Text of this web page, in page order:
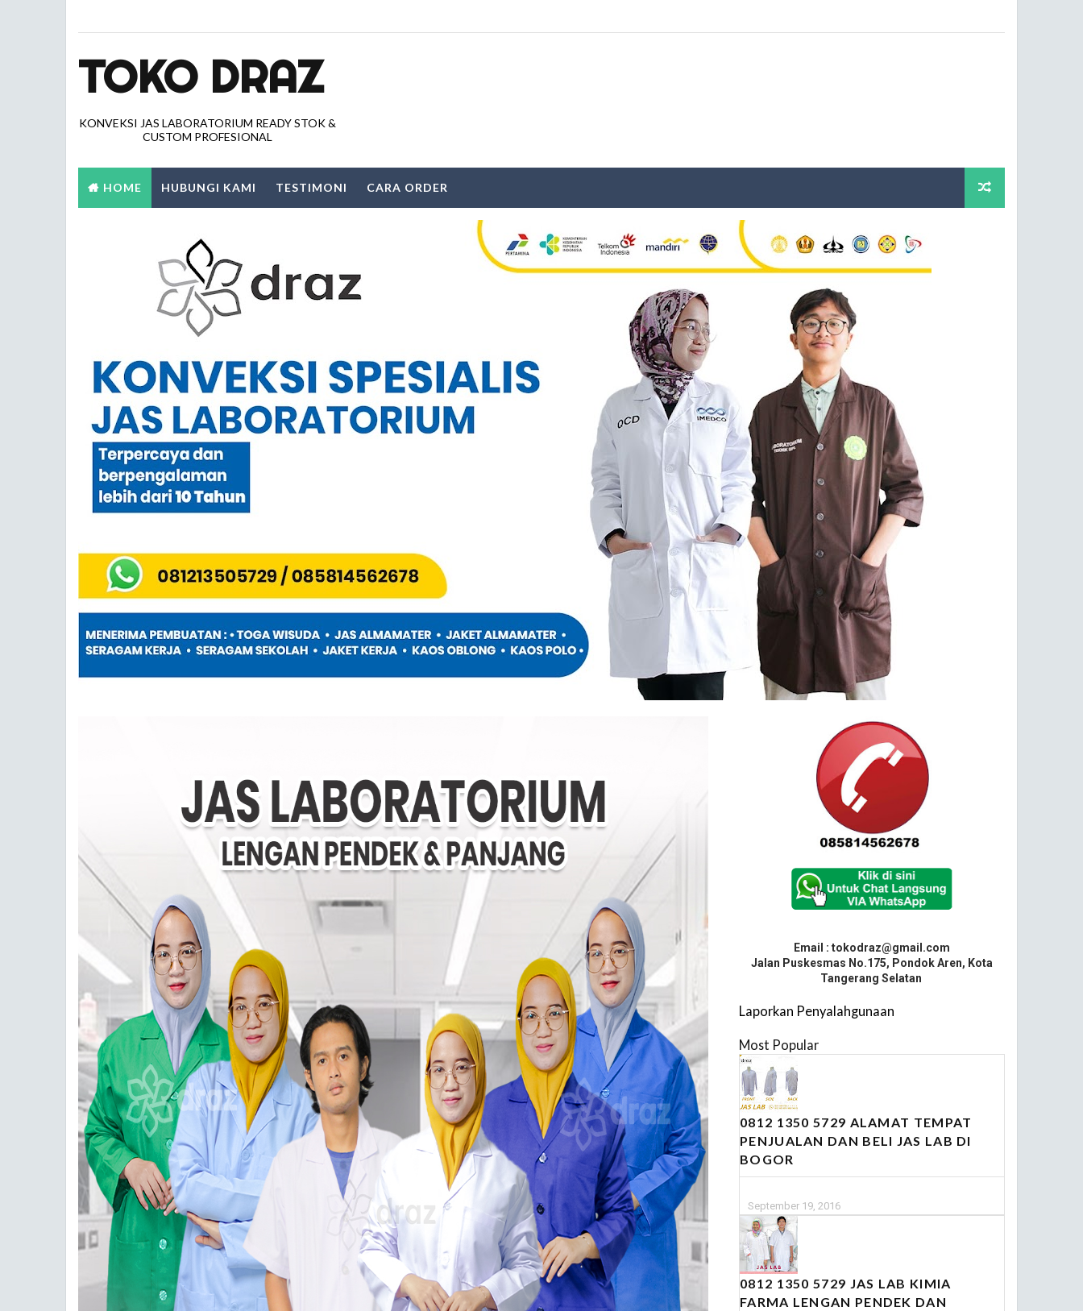
TOKO DRAZ
KONVEKSI JAS LABORATORIUM READY STOK &
CUSTOM PROFESIONAL
HOME HUBUNGI KAMI TESTIMONI CARA ORDER
Email : tokodraz@gmail.com
Jalan Puskesmas No.175, Pondok Aren, Kota
Tangerang Selatan
Laporkan Penyalahgunaan
Most Popular
0812 1350 5729 ALAMAT TEMPAT
PENJUALAN DAN BELI JAS LAB DI
BOGOR
September 19, 2016
0812 1350 5729 JAS LAB KIMIA
FARMA LENGAN PENDEK DAN